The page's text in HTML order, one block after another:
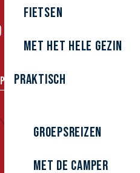
Fietsen
Met het hele gezin
Praktisch
Groepsreizen
Met de camper
PERSGROEPEN